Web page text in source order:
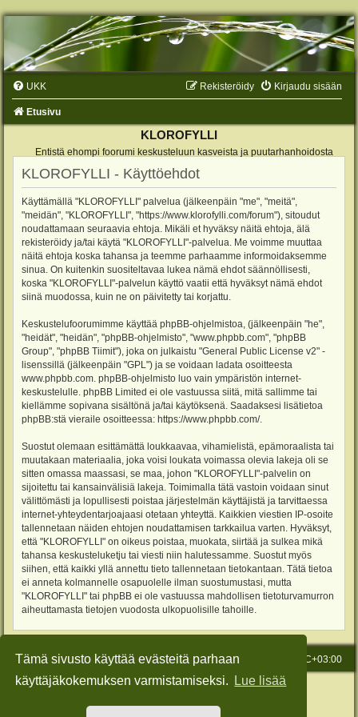
Tämä sivusto käyttää evästeitä parhaan
käyttäjäkokemuksen varmistamiseksi.
Lue lisää
UKK Kirjaudu sisään
Rekisteröidy
Etusivu
KLOROFYLLI
Entistä ehompi foorumi keskusteluun kasveista ja puutarhanhoidosta
KLOROFYLLI - Käyttöehdot
Käyttämällä "KLOROFYLLI" palvelua (jälkeenpäin "me", "meitä",
"meidän", "KLOROFYLLI", "https://www.klorofylli.com/forum"), sitoudut
noudattamaan seuraavia ehtoja. Mikäli et hyväksy näitä ehtoja, älä
rekisteröidy ja/tai käytä "KLOROFYLLI"-palvelua. Me voimme muuttaa
näitä ehtoja koska tahansa ja teemme parhaamme informoidaksemme
sinua. On kuitenkin suositeltavaa lukea nämä ehdot säännöllisesti,
koska "KLOROFYLLI"-palvelun käyttö vaatii että hyväksyt nämä ehdot
siinä muodossa, kuin ne on päivitetty tai korjattu.
Keskustelufoorumimme käyttää phpBB-ohjelmistoa, (jälkeenpäin "he",
"heidät", "heidän", "phpBB-ohjelmisto", "www.phpbb.com", "phpBB
Group", "phpBB Tiimit"), joka on julkaistu "General Public License v2" -
lisenssillä (jälkeenpäin "GPL") ja se voidaan ladata osoitteesta
www.phpbb.com . phpBB-ohjelmisto luo vain ympäristön internet-
keskustelulle. phpBB Limited ei ole vastuussa siitä, mitä sallimme tai
kiellämme sopivana sisältönä ja/tai käytöksenä. Saadaksesi lisätietoa
phpBB:stä vieraile osoitteessa: https://www.phpbb.com/.
Suostut olemaan esittämättä loukkaavaa, vihamielistä, epämoraalista tai
muutakaan materiaalia, joka voisi loukata voimassa olevia lakeja oli se
sitten omassa maassasi, se maa, johon "KLOROFYLLI"-palvelin on
sijoitettu tai kansainvälisiä lakeja. Toimimalla tätä vastoin voidaan sinut
välittömästi ja lopullisesti poistaa järjestelmän käyttäjistä ja tarvittaessa
internet-yhteydentarjoajaasi otetaan yhteyttä. Kaikkien viestien IP-osoite
tallennetaan näiden ehtojen noudattamisen tarkkailua varten. Hyväksyt,
että "KLOROFYLLI" on oikeus poistaa, muokata, siirtää ja sulkea mikä
tahansa keskusteluketju tai viesti niin halutessamme. Suostut myös
siihen, että kaikki yllä annettu tieto tallennetaan tietokantaan. Tätä tietoa
ei anneta kolmannelle osapuolelle ilman suostumustasi, mutta
"KLOROFYLLI" tai phpBB ei ole vastuussa mahdollisen tietoturvamurron
aiheuttamasta tietojen vuodosta ulkopuolisille tahoille.
Etusivu Kaikki ajat ovat UTC+03:00
Viesti Ylläpidolle
Keskustelufoorumin ohjelmistophpBB® Forum Software © phpBB Limited